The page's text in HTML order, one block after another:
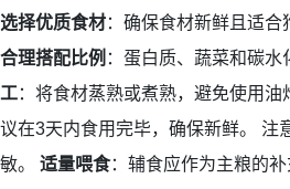
选择优质食材：确保食材新鲜且适
合理搭配比例 ：蛋白质、蔬菜和碳
工：将食材蒸熟或煮熟，避免使用油
议在3天内食用完毕，确保新鲜。 注
敏。 适量喂食：辅食应作为主粮的补